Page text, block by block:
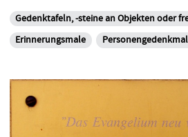
Gedenktafeln, -steine an Objekten oder
Erinnerungsmale